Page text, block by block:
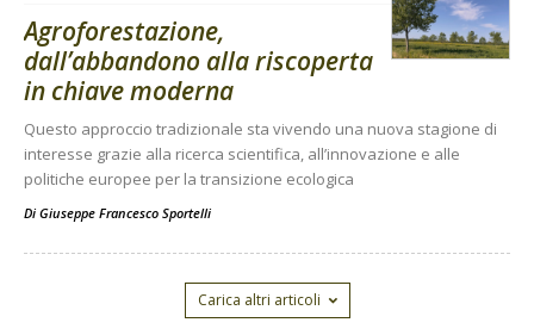
Agroforestazione,
dall’abbandono alla riscoperta
in chiave moderna
Questo approccio tradizionale sta vivendo una nuova stagione di
interesse grazie alla ricerca scientifica, all’innovazione e alle
politiche europee per la transizione ecologica
Di Giuseppe Francesco Sportelli
Carica altri articoli